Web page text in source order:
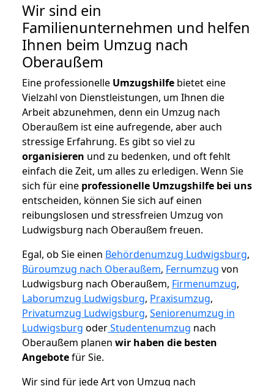
Wir sind ein
Familienunternehmen und helfen
Ihnen beim Umzug nach
Oberaußem
Eine professionelle Umzugshilfe bietet eine
Vielzahl von Dienstleistungen, um Ihnen die
Arbeit abzunehmen, denn ein Umzug nach
Oberaußem ist eine aufregende, aber auch
stressige Erfahrung. Es gibt so viel zu
organisieren und zu bedenken, und oft fehlt
einfach die Zeit, um alles zu erledigen. Wenn Sie
sich für eine professionelle Umzugshilfe bei uns
entscheiden, können Sie sich auf einen
reibungslosen und stressfreien Umzug von
Ludwigsburg nach Oberaußem freuen.
Egal, ob Sie einen Behördenumzug Ludwigsburg,
Büroumzug nach Oberaußem, Fernumzug von
Ludwigsburg nach Oberaußem, Firmenumzug,
Laborumzug Ludwigsburg, Praxisumzug,
Privatumzug Ludwigsburg, Seniorenumzug in
Ludwigsburg oderStudentenumzug nach
Oberaußem planen wir haben die besten
Angebotefür Sie.
Wir sind für jede Art von Umzug nach